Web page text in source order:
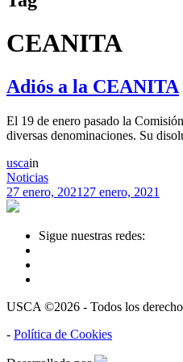
CEANITA
Adiós a la CEANITA
El 19 de enero pasado la
diversas denominaciones. Su
uscain
Noticias
27 enero, 2021 27 enero, 2021
Sigue nuestras redes:
USCA ©2026 - Todos los
- Política de Cookies